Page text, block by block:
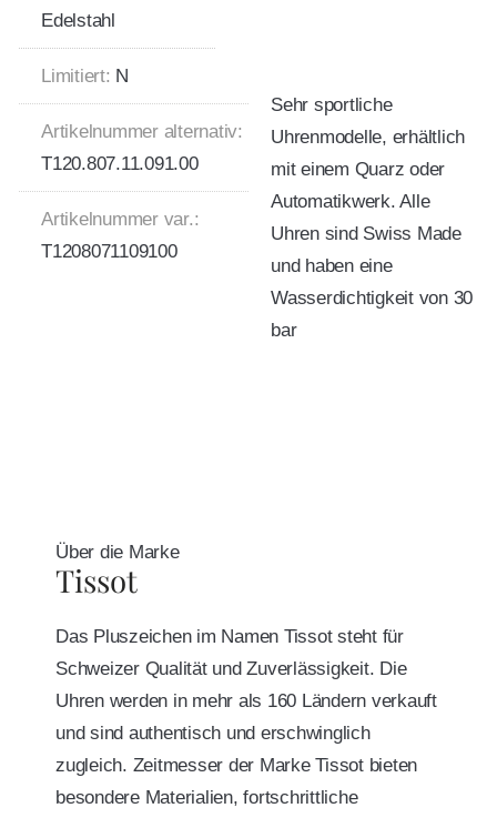
Edelstahl
Limitiert: N
Artikelnummer alternativ:
T120.807.11.091.00
Artikelnummer var.:
T1208071109100
Sehr sportliche
Uhrenmodelle, erhältlich
mit einem Quarz oder
Automatikwerk. Alle
Uhren sind Swiss Made
und haben eine
Wasserdichtigkeit von 30
bar
Über die Marke
Tissot
Das Pluszeichen im Namen Tissot steht für
Schweizer Qualität und Zuverlässigkeit. Die
Uhren werden in mehr als 160 Ländern verkauft
und sind authentisch und erschwinglich
zugleich. Zeitmesser der Marke Tissot bieten
besondere Materialien, fortschrittliche